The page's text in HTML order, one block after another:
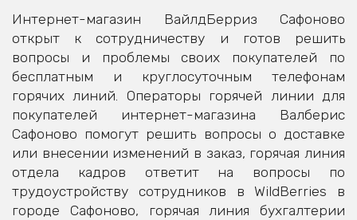
Интернет-магазин ВайлдБерриз Сафоново
открыт к сотрудничеству и готов решить
вопросы и проблемы своих покупателей по
бесплатным и круглосуточным телефонам
горячих линий. Операторы горячей линии для
покупателей интернет-магазина Валберис
Сафоново помогут решить вопросы о доставке
или внесении изменений в заказ, горячая линия
отдела кадров ответит на вопросы по
трудоустройству сотрудников в WildBerries в
городе Сафоново, горячая линия бухгалтерии